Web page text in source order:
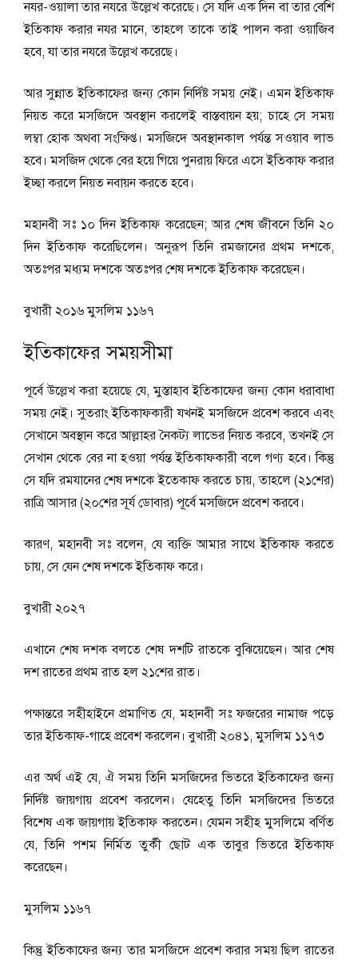
নযর-ওয়ালা তার নযরে উল্লেখ করেছে। সে যদি এক দিন বা তার বেশি
ইতিকাফ করার নযর মানে, তাহলে তাকে তাই পালন করা ওয়াজিব
হবে, যা তার নযরে উল্লেখ করেছে।
আর সুন্নাত ইতিকাফের জন্য কোন নির্দিষ্ট সময় নেই। এমন ইতিকাফ
নিয়ত করে মসজিদে অবস্থান করলেই বাস্তবায়ন হয়; চাহে সে সময়
লম্বা হােক অথবা সংক্ষিপ্ত। মসজিদে অবস্থানকাল পর্যন্ত সওয়াব লাভ
হবে। মসজিদ থেকে বের হয়ে গিয়ে পুনরায় ফিরে এসে ইতিকাফ করার
ইচ্ছা করলে নিয়ত নবায়ন করতে হবে।
মহানবী সঃ ১০ দিন ইতিকাফ করেছেন; আর শেষ জীবনে তিনি ২০
দিন ইতিকাফ করেছিলেন। অনুরূপ তিনি রমজানের প্রথম দশকে,
অতঃপর মধ্যম দশকে অতঃপর শেষ দশকে ইতিকাফ করেছেন।
বুখারী ২০১৬ মুসলিম ১১৬৭
ইতিকাফের সময়সীমা
পূর্বে উল্লেখ করা হয়েছে যে, মুস্তাহাব ইতিকাফের জন্য কোন ধরাবাধা
সময় নেই। সুতরাং ইতিকাফকারী যখনই মসজিদে প্রবেশ করবে এবং
সেখানে অবস্থান করে আল্লাহর নৈকট্য লাভের নিয়ত করবে, তখনই সে
সেখান থেকে বের না হওয়া পর্যন্ত ইতিকাফকারী বলে গণ্য হবে। কিন্তু
সে যদি রমযানের শেষ দশকে ইতেকাফ করতে চায়, তাহলে (২১শের)
রাত্রি আসার (২০শের সূর্য ডোবার) পূর্বে মসজিদে প্রবেশ করবে।
কারণ, মহানবী সঃ বলেন, যে ব্যক্তি আমার সাথে ইতিকাফ করতে
চায়, সে যেন শেষ দশকে ইতিকাফ করে।
বুখারী ২০২৭
এখানে শেষ দশক বলতে শেষ দশটি রাতকে বুঝিয়েছেন। আর শেষ
দশ রাতের প্রথম রাত হল ২১শের রাত।
পক্ষান্তরে সহীহাইনে প্রমাণিত যে, মহানবী সঃ ফজরের নামাজ পড়ে
তার ইতিকাফ-গাহে প্রবেশ করলেন। বুখারী ২০৪১, মুসলিম ১১৭৩
এর অর্থ এই যে, ঐ সময় তিনি মসজিদের ভিতরে ইতিকাফের জন্য
নির্দিষ্ট জায়গায় প্রবেশ করলেন। যেহেতু তিনি মসজিদের ভিতরে
বিশেষ এক জায়গায় ইতিকাফ করতেন। যেমন সহীহ মুসলিমে বর্ণিত
যে, তিনি পশম নির্মিত তুর্কী ছােট এক তাবুর ভিতরে ইতিকাফ
করেছেন।
মুসলিম ১১৬৭
কিন্তু ইতিকাফের জন্য তার মসজিদে প্রবেশ করার সময় ছিল রাতের